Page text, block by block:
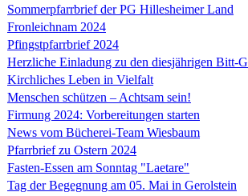
Sommerpfarrbrief der PG Hillesheimer Land
Fronleichnam 2024
Pfingstpfarrbrief 2024
Herzliche Einladung zu den diesjährigen Bitt-
Kirchliches Leben in Vielfalt
Menschen schützen – Achtsam sein!
Firmung 2024: Vorbereitungen starten
News vom Bücherei-Team Wiesbaum
Pfarrbrief zu Ostern 2024
Fasten-Essen am Sonntag "Laetare"
Tag der Begegnung am 05. Mai in Gerolstein